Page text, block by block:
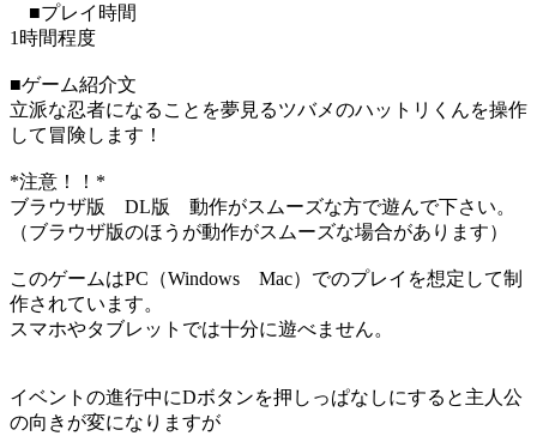
■プレイ時間
1時間程度
■ゲーム紹介文
立派な忍者になることを夢見るツバメのハットリくんを操作
して冒険します！
*注意！！*
ブラウザ版 DL版 動作がスムーズな方で遊んで下さい。
（ブラウザ版のほうが動作がスムーズな場合があります）
このゲームはPC（Windows Mac）でのプレイを想定して制
作されています。
スマホやタブレットでは十分に遊べません。
イベントの進行中にDボタンを押しっぱなしにすると主人公
の向きが変になりますが